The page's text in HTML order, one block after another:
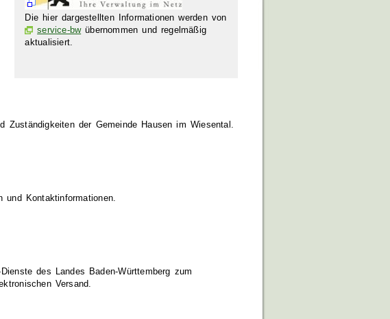
Die hier dargestellten Informationen werden von
service-bwübernommen und regelmäßig
aktualisiert.
der Gemeinde Hausen im Wiesental.
und Kontaktinformationen.
des Landes Baden-Württemberg zum
Versand.